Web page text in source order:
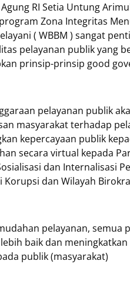
Agung RI Setia Untung
Zona Integritas
( WBBM ) sangat
pelayanan publik yang
prinsip-prinsip good
pelayanan publik
masyarakat terhadap
kepercayaan publik
secara virtual kepada
dan Internalisasi
Korupsi dan Wilayah
pelayanan, semua
baik dan
publik (masyarakat)